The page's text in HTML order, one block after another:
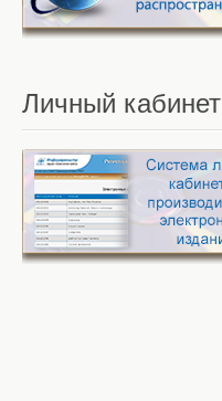
Личный кабинет